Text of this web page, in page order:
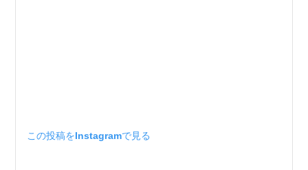
この投稿をInstagramで見る